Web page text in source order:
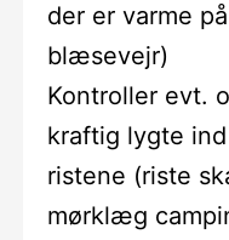
der er varme
blæsevejr)
Kontroller evt.
kraftig lygte
ristene (riste
mørklæg